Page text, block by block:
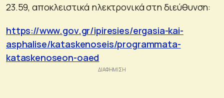
23.59, αποκλειστικά ηλεκτρονικά στη διεύθυνση:
https://www.gov.gr/ipiresies/ergasia-kai-
asphalise/kataskenoseis/programmata-
kataskenoseon-oaed